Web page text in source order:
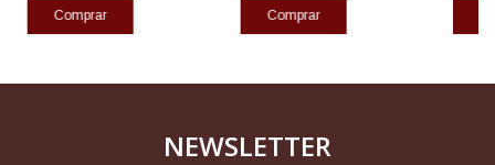
Comprar
NEWSLETTER